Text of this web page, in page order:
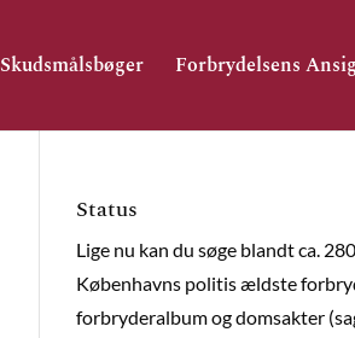
Skudsmålsbøger Forbrydelsens
Status
Lige nu kan du søge blandt ca.
Københavns politis ældste
forbryderalbum og domsakter